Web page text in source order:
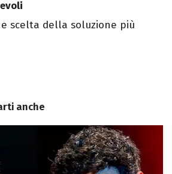
scelta della soluzione più
anche